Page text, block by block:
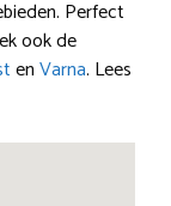
Perfect
ook de
enVarna. Lees